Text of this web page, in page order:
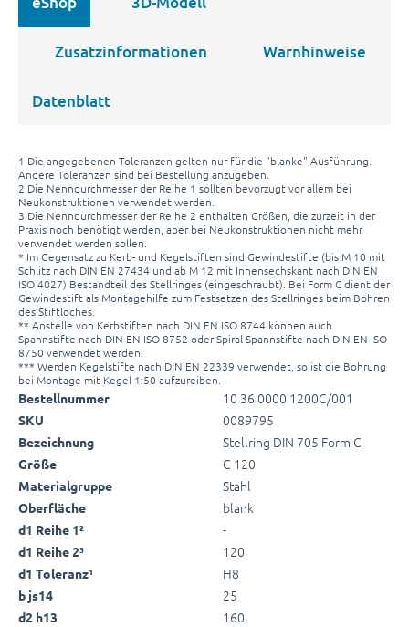
Zusatzinformationen Warnhinweise
Datenblatt
1 Die angegebenen Toleranzen gelten nur für die "blanke" Ausführung.
Andere Toleranzen sind bei Bestellung anzugeben.
2 Die Nenndurchmesser der Reihe 1 sollten bevorzugt vor allem bei
Neukonstruktionen verwendet werden.
3 Die Nenndurchmesser der Reihe 2 enthalten Größen, die zurzeit in der
Praxis noch benötigt werden, aber bei Neukonstruktionen nicht mehr
verwendet werden sollen.
* Im Gegensatz zu Kerb- und Kegelstiften sind Gewindestifte (bis M 10 mit
Schlitz nach DIN EN 27434 und ab M 12 mit Innensechskant nach DIN EN
ISO 4027) Bestandteil des Stellringes (eingeschraubt). Bei Form C dient der
Gewindestift als Montagehilfe zum Festsetzen des Stellringes beim Bohren
des Stiftloches.
** Anstelle von Kerbstiften nach DIN EN ISO 8744 können auch
Spannstifte nach DIN EN ISO 8752 oder Spiral-Spannstifte nach DIN EN ISO
8750 verwendet werden.
*** Werden Kegelstifte nach DIN EN 22339 verwendet, so ist die Bohrung
bei Montage mit Kegel 1:50 aufzureiben.
Bestellnummer 10 36 0000 1200C/001
SKU 0089795
Bezeichnung Stellring DIN 705 Form C
Größe C 120
Materialgruppe Stahl
Oberfläche blank
d1 Reihe 1² -
d1 Reihe 2³ 120
d1 Toleranz¹ H8
b js14 25
d2 h13 160